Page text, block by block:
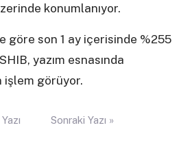
konumlanıyor.
göre son 1 ay içerisinde %255
yazım esnasında
işlem görüyor.
Sonraki Yazı »